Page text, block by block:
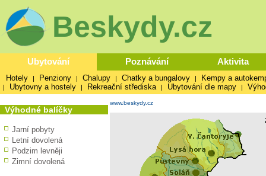
Beskydy.cz
Ubytování Poznávání Aktivita
Hotely | Penziony | Chalupy | Chatky a bungalovy | Kempy a
| Ubytovny a hostely | Rekreační střediska | Ubytování dle mapy |
Výhodné balíčky
Jarní pobyty
Letní dovolená
Podzim levněji
Zimní dovolená
www.beskydy.cz